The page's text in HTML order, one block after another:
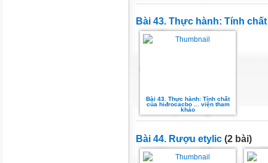
Bài 43. Thực hành: Tính
Bài 43. Thực hành: Tính chất
của hiđrocacbo ... viện tham
khảo
Bài 44. Rượu etylic (2 bài)